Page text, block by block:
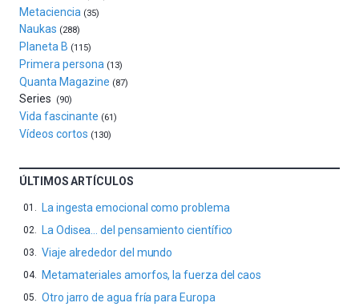
septiembre
al
4
de
octubre.
La
iniciativa,
organizada
Cátedra…
Metaciencia (35)
Naukas (288)
Planeta B (115)
Primera persona (13)
Quanta Magazine (87)
Series (90)
Vida fascinante (61)
Vídeos cortos (130)
ÚLTIMOS ARTÍCULOS
La ingesta emocional como problema
La Odisea… del pensamiento científico
Viaje alrededor del mundo
Metamateriales amorfos, la fuerza del caos
Otro jarro de agua fría para Europa